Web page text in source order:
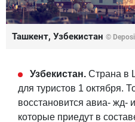
Ташкент, Узбекистан ©
Узбекистан. Страна в
для туристов 1 октября.
восстановится авиа- жд-
которые приедут в